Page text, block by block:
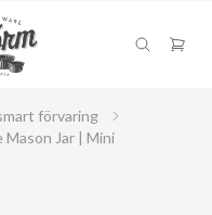
förvaring
Mason Jar | Mini